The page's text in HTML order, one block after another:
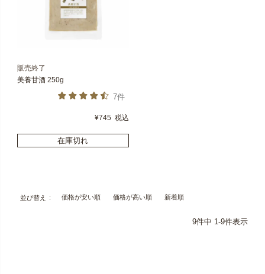
販売終了
美養甘酒 250g
7件
¥745 税込
在庫切れ
並び替え 価格が安い順 価格が高い順 新着順
9件中 1-9件表示